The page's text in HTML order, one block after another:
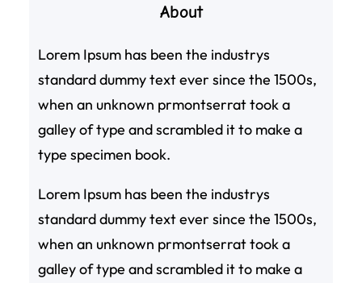
About
Lorem Ipsum has been the industrys
standard dummy text ever since the 1500s,
when an unknown prmontserrat took a
galley of type and scrambled it to make a
type specimen book.
Lorem Ipsum has been the industrys
standard dummy text ever since the 1500s,
when an unknown prmontserrat took a
galley of type and scrambled it to make a